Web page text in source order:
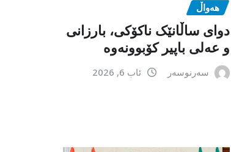
هەواڵ
دوای ساڵانێک ناکۆکی، بارزانی
و عەلی باپیر کۆبوونەوە
سەرنوسەر ئاب 6, 2026